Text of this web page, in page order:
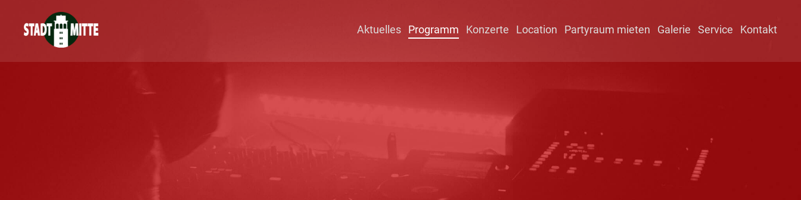
Aktuelles Programm Konzerte Location Partyraum mieten Galerie Service Kontakt